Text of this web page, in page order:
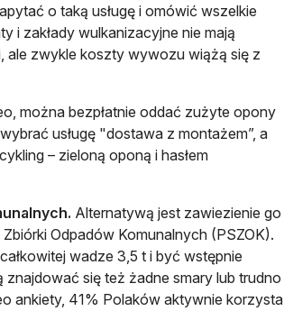
o taką usługę i omówić wszelkie
i zakłady wulkanizacyjne nie mają
ale zwykle koszty wywozu wiążą się z
można bezpłatnie oddać zużyte opony
usługę "dostawa z montażem”, a
– zieloną oponą i hasłem
Alternatywą jest zawiezienie go
Odpadów Komunalnych (PSZOK).
wadze 3,5 t i być wstępnie
się też żadne smary lub trudno
ankiety, 41% Polaków aktywnie korzysta